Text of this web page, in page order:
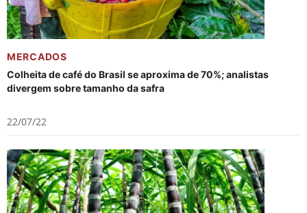
MERCADOS
Colheita de café do Brasil se aproxima de 70%; analistas
divergem sobre tamanho da safra
22/07/22